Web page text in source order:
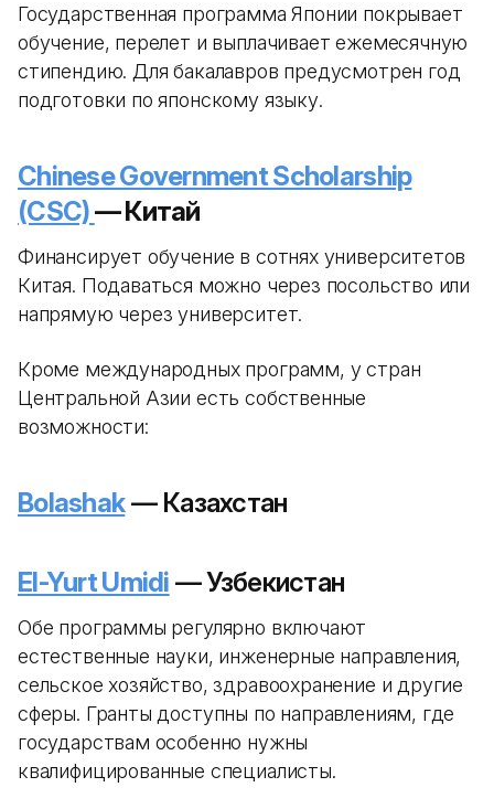
Государственная программа Японии покрывает
обучение, перелет и выплачивает ежемесячную
стипендию. Для бакалавров предусмотрен год
подготовки по японскому языку.
Chinese Government Scholarship
(CSC)— Китай
Финансирует обучение в сотнях университетов
Китая. Подаваться можно через посольство или
напрямую через университет.
Кроме международных программ, у стран
Центральной Азии есть собственные
возможности:
Bolashak— Казахстан
El-Yurt Umidi — Узбекистан
Обе программы регулярно включают
естественные науки, инженерные направления,
сельское хозяйство, здравоохранение и другие
сферы. Гранты доступны по направлениям, где
государствам особенно нужны
квалифицированные специалисты.